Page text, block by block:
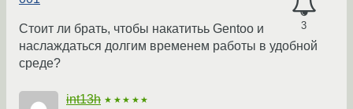
3
Стоит ли брать, чтобы накатитьь Gentoo и
наслаждаться долгим временем работы в удобной
среде?
int13h ★★★★★